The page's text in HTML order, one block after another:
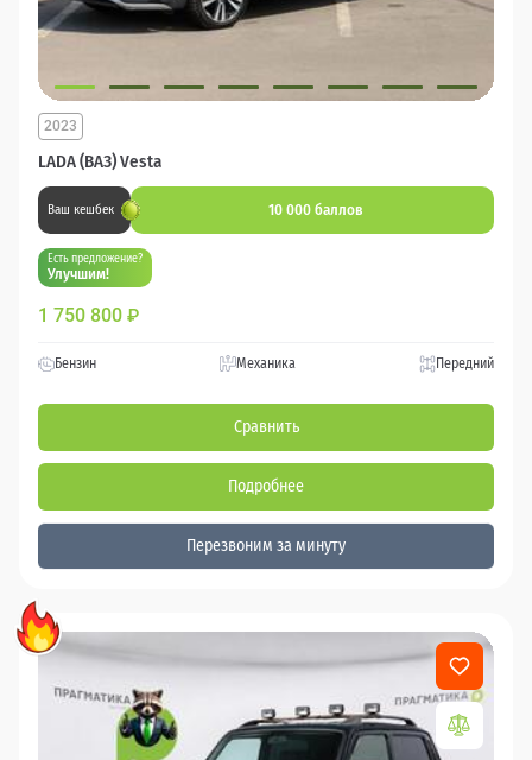
LADA (ВАЗ) Vesta
2023
Ваш кешбек 10 000 баллов
Есть предложение?
Улучшим!
1 750 800 ₽
Бензин Механика Передний
Сравнить
Подробнее
Перезвоним за минуту